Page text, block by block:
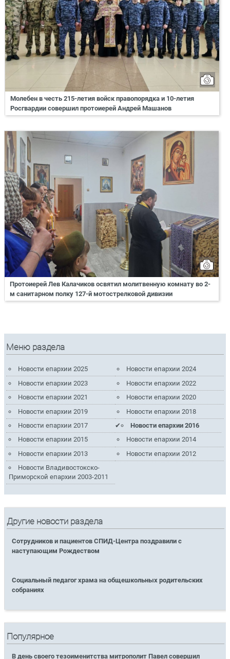
Молебен в честь 215-летия войск правопорядка и 10-летия
Росгвардии совершил протоиерей Андрей Машанов
Протоиерей Лев Калачиков освятил молитвенную комнату во 2-
м санитарном полку 127-й мотострелковой дивизии
Меню раздела
Новости епархии 2025
Новости епархии 2024
Новости епархии 2023
Новости епархии 2022
Новости епархии 2021
Новости епархии 2020
Новости епархии 2019
Новости епархии 2018
Новости епархии 2017
Новости епархии 2016
Новости епархии 2015
Новости епархии 2014
Новости епархии 2013
Новости епархии 2012
Новости Владивостокско-
Приморской епархии 2003-2011
Другие новости раздела
Сотрудников и пациентов СПИД-Центра поздравили с
наступающим Рождеством
Социальный педагог храма на общешкольных родительских
собраниях
Популярное
В день своего тезоименитства митрополит Павел совершил